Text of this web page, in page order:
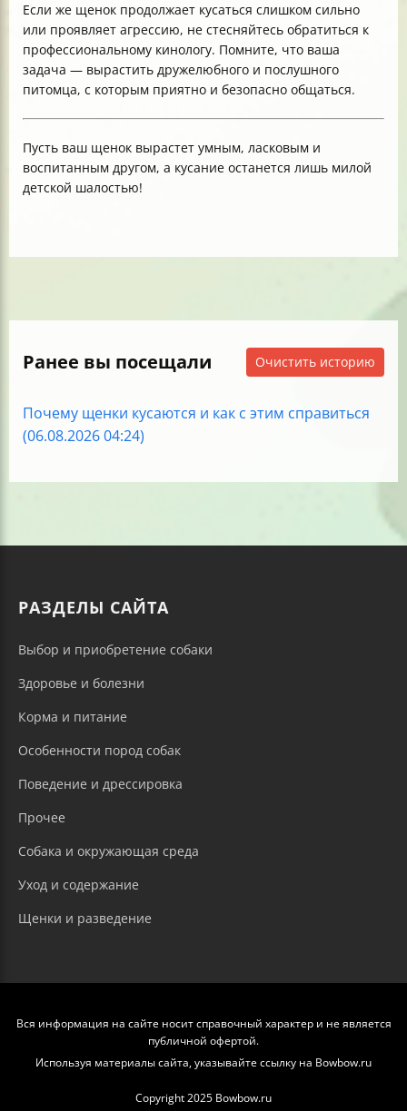
Если же щенок продолжает кусаться слишком сильно
или проявляет агрессию, не стесняйтесь обратиться к
профессиональному кинологу. Помните, что ваша
задача — вырастить дружелюбного и послушного
питомца, с которым приятно и безопасно общаться.
Пусть ваш щенок вырастет умным, ласковым и
воспитанным другом, а кусание останется лишь милой
детской шалостью!
Ранее вы посещали Очистить историю
Почему щенки кусаются и как с этим справиться
(06.08.2026 04:24)
РАЗДЕЛЫ САЙТА
Выбор и приобретение собаки
Здоровье и болезни
Корма и питание
Особенности пород собак
Поведение и дрессировка
Прочее
Собака и окружающая среда
Уход и содержание
Щенки и разведение
Вся информация на сайте носит справочный характер и не является
публичной офертой.
Используя материалы сайта, указывайте ссылку на Bowbow.ru
Copyright 2025 Bowbow.ru